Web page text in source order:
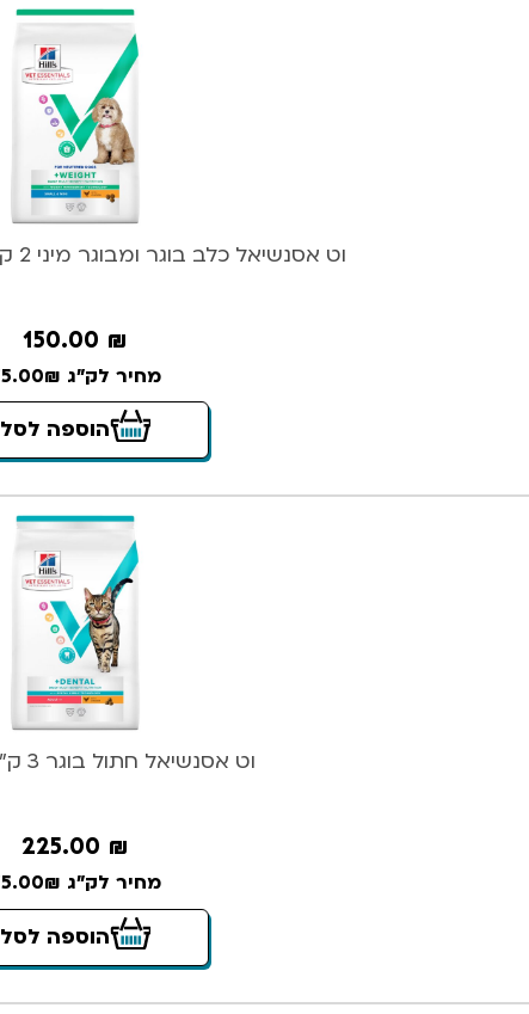
וט אסנשיאל כלב בוגר ומבוגר מיני 2 ק”ג, בקרת משקל, עוף
150.00 ₪
מחיר לק"ג 75.00₪
הוספה לסל
וט אסנשיאל חתול בוגר 3 ק”ג דנטל עוף
225.00 ₪
מחיר לק"ג 75.00₪
הוספה לסל